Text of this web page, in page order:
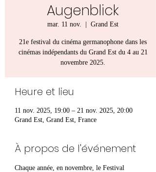
Augenblick
mar. 11 nov.
  |
Grand Est
21e festival du cinéma germanophone dans les
cinémas indépendants du Grand Est du 4 au 21
novembre 2025.
Heure et lieu
11 nov. 2025, 19:00 – 21 nov. 2025, 20:00
Grand Est, Grand Est, France
À propos de l'événement
Chaque année, en novembre, le Festival